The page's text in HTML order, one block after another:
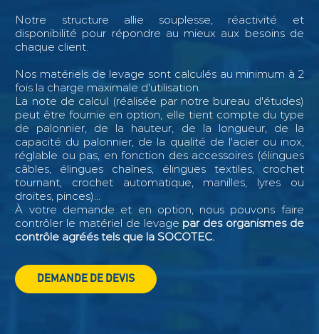
Notre structure allie souplesse, réactivité et
disponibilité pour répondre au mieux aux besoins de
chaque client.
Nos matériels de levage sont calculés au minimum à 2
fois la charge maximale d'utilisation.
La note de calcul (réalisée par notre bureau d'études)
peut être fournie en option, elle tient compte du type
de palonnier, de la hauteur, de la longueur, de la
capacité du palonnier, de la qualité de l'acier ou inox,
réglable ou pas, en fonction des accessoires (élingues
câbles, élingues chaînes, élingues textiles, crochet
tournant, crochet automatique, manilles, lyres ou
droites, pinces)...
À votre demande et en option, nous pouvons faire
contrôler le matériel de levage par des organismes de
contrôle agréés tels que la SOCOTEC.
DEMANDE DE DEVIS